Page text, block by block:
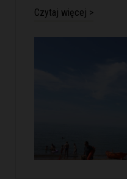
Czytaj więcej >